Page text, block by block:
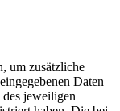
um zusätzliche
Daten
jeweiligen